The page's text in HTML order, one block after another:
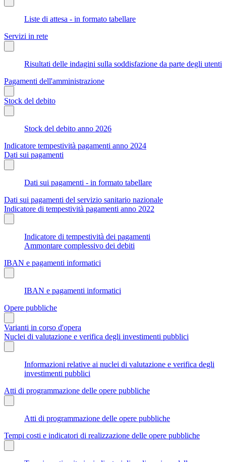
Liste di attesa - in formato tabellare
Servizi in rete
Risultati delle indagini sulla soddisfazione da parte degli utenti
Pagamenti dell'amministrazione
Stock del debito
Stock del debito anno 2026
Indicatore tempestività pagamenti anno 2024
Dati sui pagamenti
Dati sui pagamenti - in formato tabellare
Dati sui pagamenti del servizio sanitario nazionale
Indicatore di tempestività pagamenti anno 2022
Indicatore di tempestività dei pagamenti
Ammontare complessivo dei debiti
IBAN e pagamenti informatici
IBAN e pagamenti informatici
Opere pubbliche
Varianti in corso d'opera
Nuclei di valutazione e verifica degli investimenti pubblici
Informazioni relative ai nuclei di valutazione e verifica degli
investimenti pubblici
Atti di programmazione delle opere pubbliche
Atti di programmazione delle opere pubbliche
Tempi costi e indicatori di realizzazione delle opere pubbliche